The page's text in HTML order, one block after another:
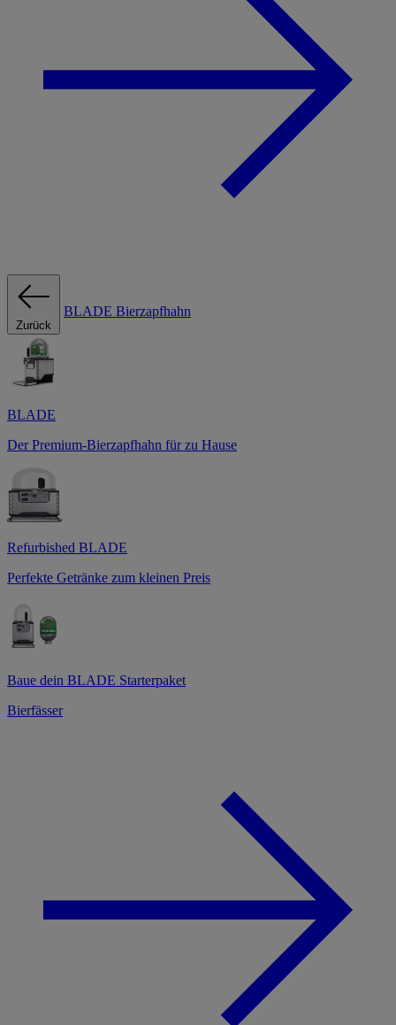
Zurück
BLADE Bierzapfhahn
BLADE
Der Premium-Bierzapfhahn für zu Hause
Refurbished BLADE
Perfekte Getränke zum kleinen Preis
Baue dein BLADE Starterpaket
Bierfässer